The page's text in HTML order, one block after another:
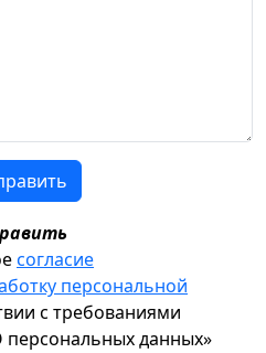
согласие
персональной
с требованиями
данных»